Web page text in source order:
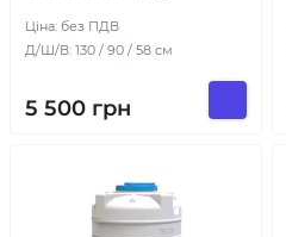
Ціна: без ПДВ
Д/Ш/В: 130 / 90 / 58 см
5 500 грн